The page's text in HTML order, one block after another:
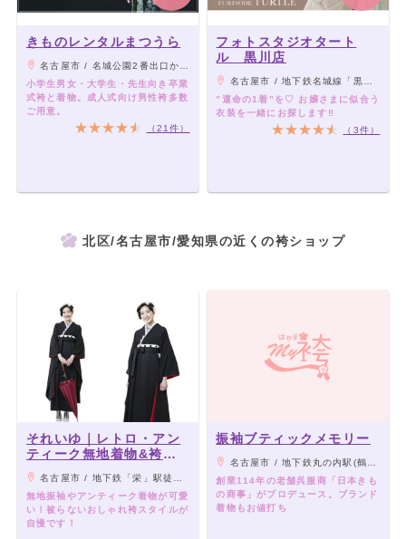
きものレンタルまつうら
名古屋市 / 名城公園2番出口から徒歩5分
小学生男女・大学生・先生向き卒業
式袴と着物。成人式向け男性袴多数
ご用意。
（21件）
フォトスタジオタート
ル 黒川店
名古屋市 / 地下鉄名城線「黒川駅」より徒歩7分
”運命の1着”を♡ お嬢さまに似合う
衣装を一緒にお探します‼︎
（3件）
北区/名古屋市/愛知県の近くの袴ショップ
それいゆ｜レトロ・アン
ティーク無地着物&袴レ
ンタル
名古屋市 / 地下鉄「栄」駅徒歩3分・「久屋大通」駅徒歩1分 TV塔目の前「ケーキHARBS]本店ビル９F
無地振袖やアンティーク着物が可愛
い！被らないおしゃれ袴スタイルが
自慢です！
振袖ブティックメモリー
名古屋市 / 地下鉄丸の内駅(鶴舞線/桜通線)8番出口から徒歩2分
創業114年の老舗呉服商「日本きも
の商事」がプロデュース。ブランド
着物もお値打ち